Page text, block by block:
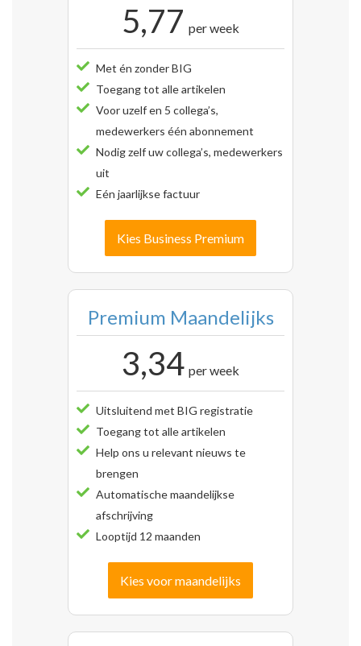
5,77 per week
Met én zonder BIG
Toegang tot alle artikelen
Voor uzelf en 5 collega’s,
medewerkers één abonnement
Nodig zelf uw collega’s, medewerkers
uit
Eén jaarlijkse factuur
Kies Business Premium
Premium Maandelijks
3,34 per week
Uitsluitend met BIG registratie
Toegang tot alle artikelen
Help ons u relevant nieuws te
brengen
Automatische maandelijkse
afschrijving
Looptijd 12 maanden
Kies voor maandelijks